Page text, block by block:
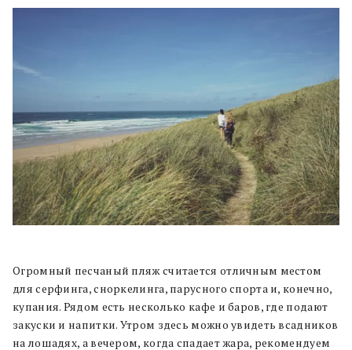
Огромный песчаный пляж считается отличным местом
для серфинга, сноркелинга, парусного спорта и, конечно,
купания. Рядом есть несколько кафе и баров, где подают
закуски и напитки. Утром здесь можно увидеть всадников
на лошадях, а вечером, когда спадает жара, рекомендуем